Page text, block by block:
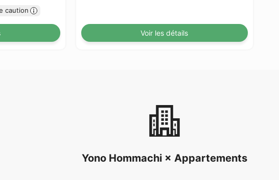
caution
Voir les détails
Yono Hommachi × Appartements